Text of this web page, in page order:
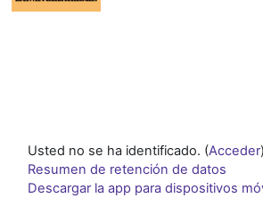
Usted no se ha identificado. (Acceder)
Resumen de retención de datos
Descargar la app para dispositivos